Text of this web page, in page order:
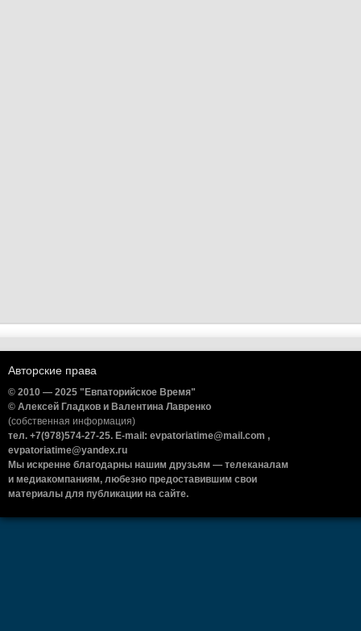
Авторские права
© 2010 — 2025 "Евпаторийское Время"
© Алексей Гладков и Валентина Лавренко
(собственная информация)
тел. +7(978)574-27-25. E-mail: evpatoriatime@mail.com ,
evpatoriatime@yandex.ru
Мы искренне благодарны нашим друзьям — телеканалам
и медиакомпаниям, любезно предоставившим свои
материалы для публикации на сайте.